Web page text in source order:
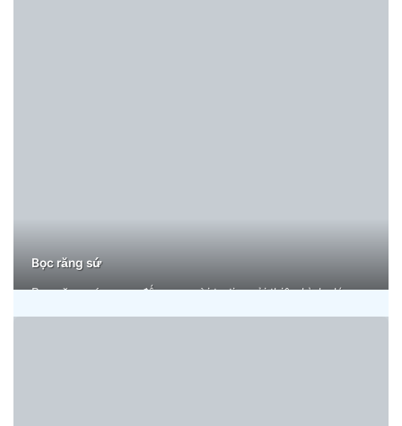
Bọc răng sứ
Bọc răng sứ mang đến nụ cười tự tin, cải thiện hình dáng